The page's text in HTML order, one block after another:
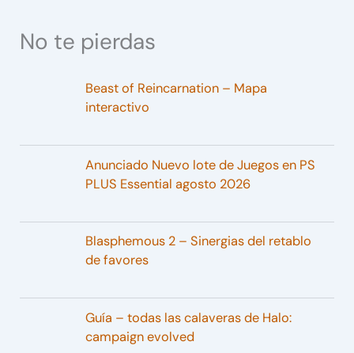
No te pierdas
Beast of Reincarnation – Mapa
interactivo
Anunciado Nuevo lote de Juegos en PS
PLUS Essential agosto 2026
Blasphemous 2 – Sinergias del retablo
de favores
Guía – todas las calaveras de Halo:
campaign evolved